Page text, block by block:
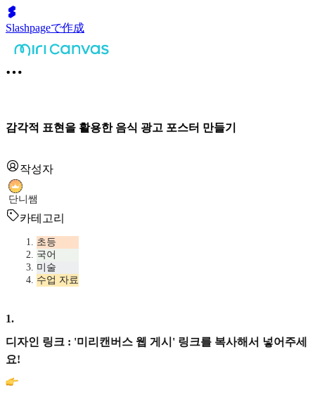
Slashpageで作成
감각적 표현을 활용한 음식 광고 포스터 만들기
작성자
단니쌤
카테고리
초등
국어
미술
수업 자료
1.
디자인 링크 : '미리캔버스 웹 게시' 링크를 복사해서 넣어주세
요!